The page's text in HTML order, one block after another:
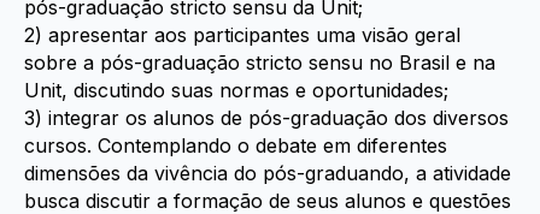
pós-graduação stricto sensu da Unit;
2) apresentar aos participantes uma visão geral
sobre a pós-graduação stricto sensu no Brasil e na
Unit, discutindo suas normas e oportunidades;
3) integrar os alunos de pós-graduação dos diversos
cursos. Contemplando o debate em diferentes
dimensões da vivência do pós-graduando, a atividade
busca discutir a formação de seus alunos e questões